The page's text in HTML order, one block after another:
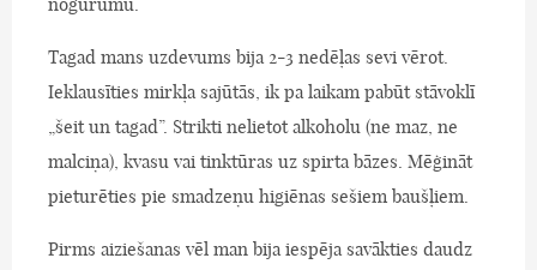
Tagad mans uzdevums bija 2-3 nedēļas sevi vērot.
Ieklausīties mirkļa sajūtās, ik pa laikam pabūt stāvoklī
„šeit un tagad”. Strikti nelietot alkoholu (ne maz, ne
malciņa), kvasu vai tinktūras uz spirta bāzes. Mēģināt
pieturēties pie smadzeņu higiēnas sešiem baušļiem.
Pirms aiziešanas vēl man bija iespēja savākties daudz